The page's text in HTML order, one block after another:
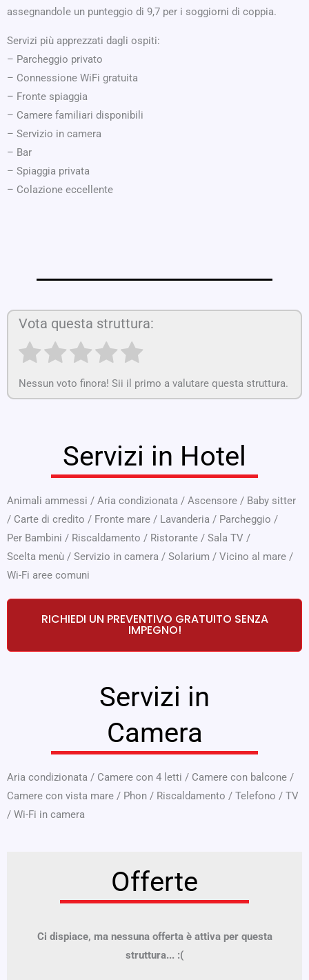
assegnandole un punteggio di 9,7 per i soggiorni di coppia.
Servizi più apprezzati dagli ospiti:
– Parcheggio privato
– Connessione WiFi gratuita
– Fronte spiaggia
– Camere familiari disponibili
– Servizio in camera
– Bar
– Spiaggia privata
– Colazione eccellente
Vota questa struttura:
Nessun voto finora! Sii il primo a valutare questa struttura.
Servizi in Hotel
Animali ammessi / Aria condizionata / Ascensore / Baby sitter
/ Carte di credito / Fronte mare / Lavanderia / Parcheggio /
Per Bambini / Riscaldamento / Ristorante / Sala TV /
Scelta menù / Servizio in camera / Solarium / Vicino al mare /
Wi-Fi aree comuni
RICHIEDI UN PREVENTIVO GRATUITO SENZA
IMPEGNO!
Servizi in
Camera
Aria condizionata / Camere con 4 letti / Camere con balcone /
Camere con vista mare / Phon / Riscaldamento / Telefono / TV
/ Wi-Fi in camera
Offerte
Ci dispiace, ma nessuna offerta è attiva per questa
struttura... :(